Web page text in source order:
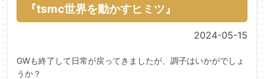
『tsmc世界を動かすヒミツ』
2024-05-15
GWも終了して日常が戻ってきましたが、調子はいかがでしょ
うか？